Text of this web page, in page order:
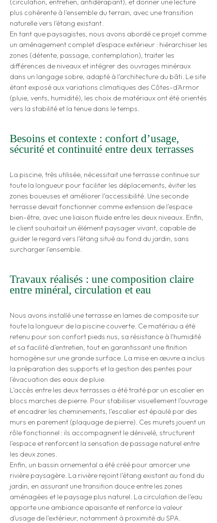
plus cohérente à l’ensemble du terrain, avec une transition
naturelle vers l’étang existant.
En tant que paysagistes, nous avons abordé ce projet comme
un aménagement complet d’espace extérieur : hiérarchiser les
zones (détente, passage, contemplation), traiter les
différences de niveaux et intégrer des ouvrages minéraux
dans un langage sobre, adapté à l’architecture du bâti. Le site
étant exposé aux variations climatiques des Côtes-d’Armor
(pluie, vents, humidité), les choix de matériaux ont été orientés
vers la stabilité et la tenue dans le temps.
Besoins et contexte : confort d’usage,
sécurité et continuité entre deux terrasses
La piscine, très utilisée, nécessitait une terrasse continue sur
toute la longueur pour faciliter les déplacements, éviter les
zones boueuses et améliorer l’accessibilité. Une seconde
terrasse devait fonctionner comme extension de l’espace
bien-être, avec une liaison fluide entre les deux niveaux. Enfin,
le client souhaitait un élément paysager vivant, capable de
guider le regard vers l’étang situé au fond du jardin, sans
surcharger l’ensemble.
Travaux réalisés : une composition claire
entre minéral, circulation et eau
Nous avons installé une terrasse en lames de composite sur
toute la longueur de la piscine couverte. Ce matériau a été
retenu pour son confort pieds nus, sa résistance à l’humidité
et sa facilité d’entretien, tout en garantissant une finition
homogène sur une grande surface. La mise en œuvre a inclus
la préparation des supports et la gestion des pentes pour
l’évacuation des eaux de pluie.
L’accès entre les deux terrasses a été traité par un escalier en
blocs marches de pierre. Pour stabiliser visuellement l’ouvrage
et encadrer les cheminements, l’escalier est épaulé par des
murs en parement (plaquage de pierre). Ces murets jouent un
rôle fonctionnel : ils accompagnent le dénivelé, structurent
l’espace et renforcent la sensation de passage naturel entre
les deux zones.
Enfin, un bassin ornemental a été créé pour amorcer une
rivière paysagère. La rivière rejoint l’étang existant au fond du
jardin, en assurant une transition douce entre les zones
aménagées et le paysage plus naturel. La circulation de l’eau
apporte une ambiance apaisante et renforce la valeur
d’usage de l’extérieur, notamment à proximité du SPA.